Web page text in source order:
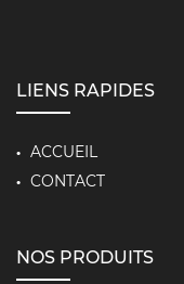
LIENS RAPIDES
ACCUEIL
CONTACT
NOS PRODUITS